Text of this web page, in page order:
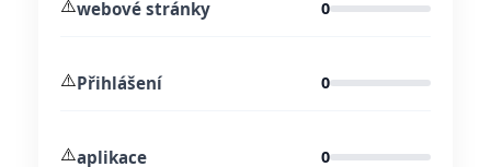
⚠️webové stránky 0
⚠️Přihlášení 0
⚠️aplikace 0